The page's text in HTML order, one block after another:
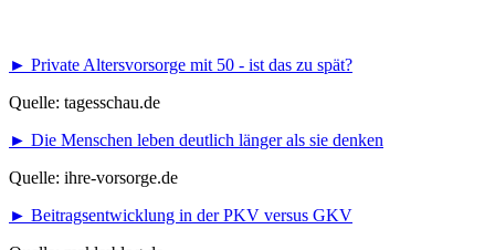
► Private Altersvorsorge mit 50 - ist das zu spät?
Quelle: tagesschau.de
► Die Menschen leben deutlich länger als sie denken
Quelle: ihre-vorsorge.de
► Beitragsentwicklung in der PKV versus GKV